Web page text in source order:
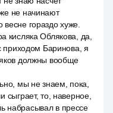
не начинают
гораздо хуже.
кисляка Облякова, да,
приходом Баринова, я
должны вообще
мы не знаем, пока,
сыграет, то, наверное,
набрасывал в прессе